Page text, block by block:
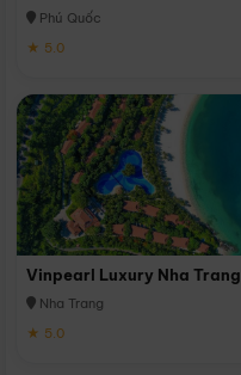
Phú Quốc
★ 5.0
Vinpearl Luxury Nha Trang
Nha Trang
★ 5.0